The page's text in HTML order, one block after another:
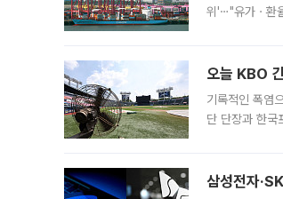
위'⋯"유가ㆍ환
오늘 KBO
기록적인 폭염
단 단장과 한국
삼성전자